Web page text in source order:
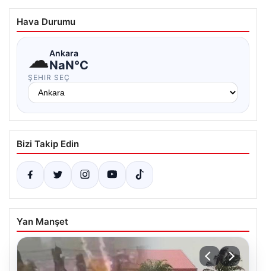
Hava Durumu
☁Ankara
NaN°C
ŞEHIR SEÇ
Bizi Takip Edin
Yan Manşet